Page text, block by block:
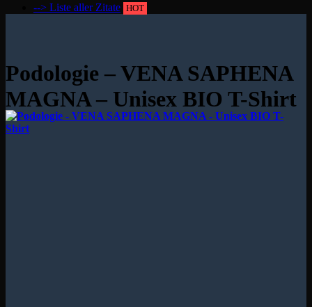
--> Liste aller Zitate HOT
Podologie – VENA SAPHENA
MAGNA – Unisex BIO T-Shirt